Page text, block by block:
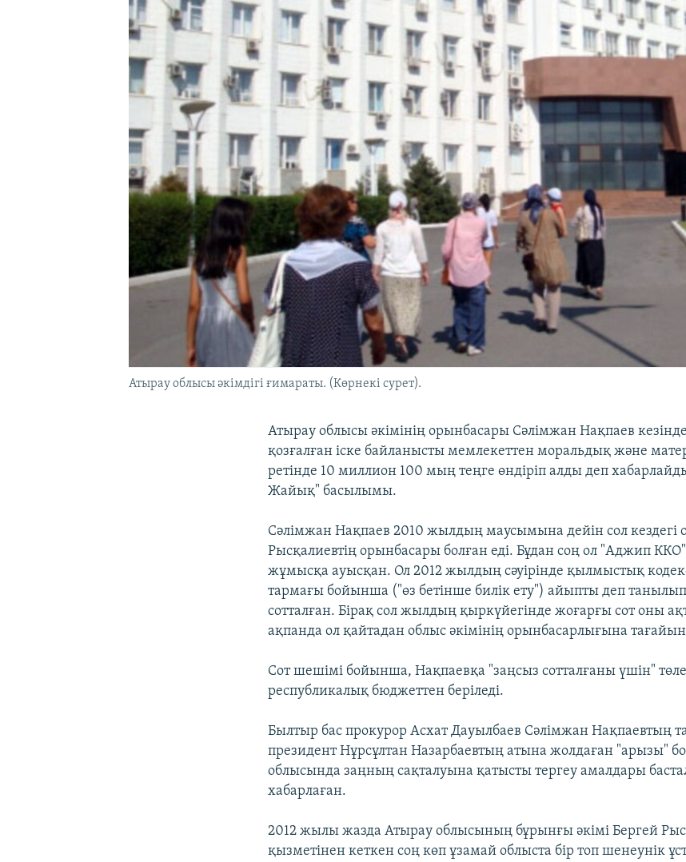
Атырау облысы әкімдігі ғимараты. (Көрнекі сурет).
Атырау облысы әкімінің орынбасары Сәлімжан Нақпаев кезінде
қозғалған іске байланысты мемлекеттен моральдық және
ретінде 10 миллион 100 мың теңге өндіріп алды деп
Жайық" басылымы.
Сәлімжан Нақпаев 2010 жылдың маусымына дейін сол кездегі
Рысқалиевтің орынбасары болған еді. Бұдан соң ол "Аджип
жұмысқа ауысқан. Ол 2012 жылдың сәуірінде қылмыстық
тармағы бойынша ("өз бетінше билік ету") айыпты деп
сотталған. Бірақ сол жылдың қыркүйегінде жоғарғы сот оны
ақпанда ол қайтадан облыс әкімінің орынбасарлығына
Сот шешімі бойынша, Нақпаевқа "заңсыз сотталғаны үшін"
республикалық бюджеттен беріледі.
Былтыр бас прокурор Асхат Дауылбаев Сәлімжан Нақпаевтың
президент Нұрсұлтан Назарбаевтың атына жолдаған "арызы"
облысында заңның сақталуына қатысты тергеу амалдары
хабарлаған.
2012 жылы жазда Атырау облысының бұрынғы әкімі Бергей
қызметінен кеткен соң көп ұзамай облыста бір топ шенеунік